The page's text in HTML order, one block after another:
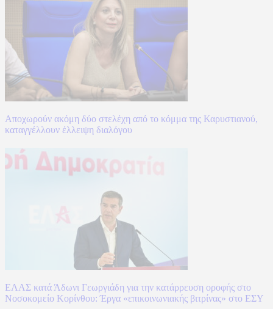
Αποχωρούν ακόμη δύο στελέχη από το κόμμα της Καρυστιανού,
καταγγέλλουν έλλειψη διαλόγου
ΕΛΑΣ κατά Άδωνι Γεωργιάδη για την κατάρρευση οροφής στο
Νοσοκομείο Κορίνθου: Έργα «επικοινωνιακής βιτρίνας» στο ΕΣΥ